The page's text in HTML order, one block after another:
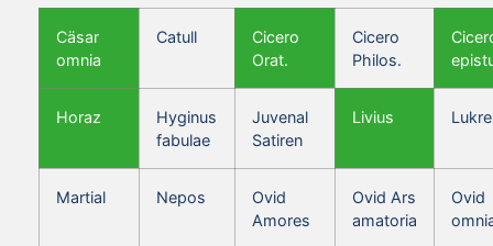
Cäsar
omnia
Catull
Cicero
Orat.
Cicero
Philos.
Horaz
Hyginus
fabulae
Juvenal
Satiren
Livius
Martial Nepos
Ovid
Amores
Ovid Ars
amatoria
Ovid